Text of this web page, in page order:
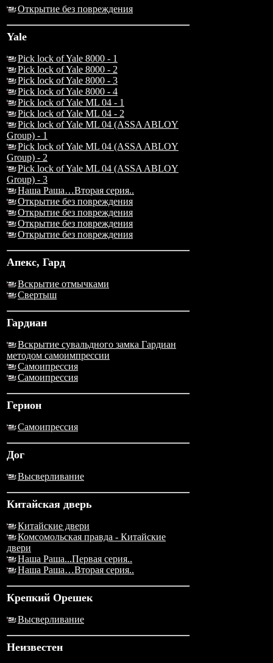
Открытие без повреждения
Yale
Pick lock of Yale 8000 - 1
Pick lock of Yale 8000 - 2
Pick lock of Yale 8000 - 3
Pick lock of Yale 8000 - 4
Pick lock of Yale ML 04 - 1
Pick lock of Yale ML 04 - 2
Pick lock of Yale ML 04 (ASSA ABLOY
Group) - 1
Pick lock of Yale ML 04 (ASSA ABLOY
Group) - 2
Pick lock of Yale ML 04 (ASSA ABLOY
Group) - 3
Наша Раша…Вторая серия..
Открытие без повреждения
Открытие без повреждения
Открытие без повреждения
Открытие без повреждения
Апекс, Гард
Вскрытие отмычками
Свертыш
Гардиан
Вскрытие сувальдного замка Гардиан
методом самоимпрессии
Самоипрессия
Самоипрессия
Герион
Самоипрессия
Дог
Высверливание
Китайская дверь
Китайские двери
Комсомольская правда - Китайские
двери
Наша Раша...Первая серия..
Наша Раша…Вторая серия..
Крепкий Орешек
Высверливание
Неизвестен